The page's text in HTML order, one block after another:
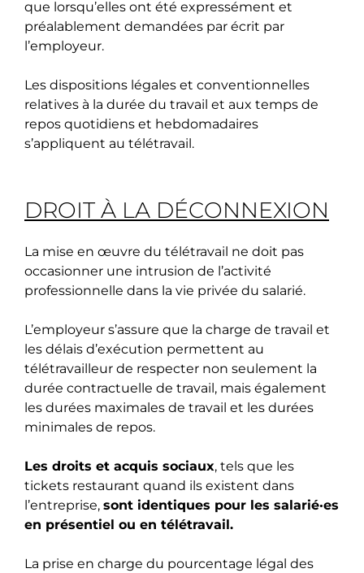
que lorsqu’elles ont été expressément et
préalablement demandées par écrit par
l’employeur.
Les dispositions légales et conventionnelles
relatives à la durée du travail et aux temps de
repos quotidiens et hebdomadaires
s’appliquent au télétravail.
DROIT À LA DÉCONNEXION
La mise en œuvre du télétravail ne doit pas
occasionner une intrusion de l’activité
professionnelle dans la vie privée du salarié.
L’employeur s’assure que la charge de travail et
les délais d’exécution permettent au
télétravailleur de respecter non seulement la
durée contractuelle de travail, mais également
les durées maximales de travail et les durées
minimales de repos.
Les droits et acquis sociaux, tels que les
tickets restaurant quand ils existent dans
l’entreprise, sont identiques pour les salarié·es
en présentiel ou en télétravail.
La prise en charge du pourcentage légal des